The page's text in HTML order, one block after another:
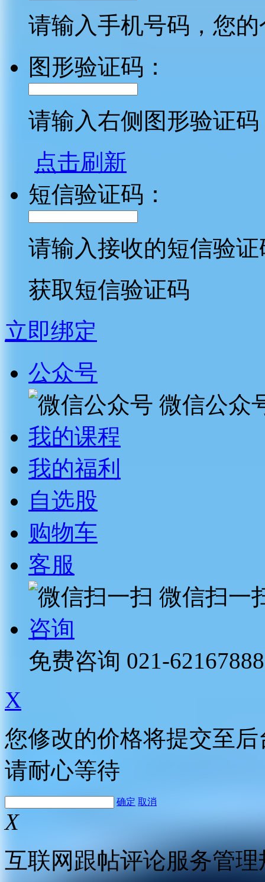
请输入手机号码，您
图形验证码：
请输入右侧图形验证码
点击刷新
短信验证码：
请输入接收的短信验证
获取短信验证码
立即绑定
公众号
微信公众
我的课程
我的福利
自选股
购物车
客服
微信扫一
咨询
免费咨询 021-62167888
X
您修改的价格将提交至
请耐心等待
确定 取消
X
互联网跟帖评论服务管理